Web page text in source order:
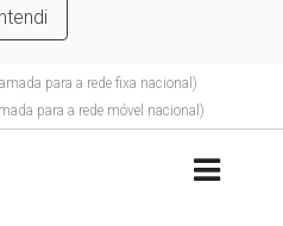
para a rede fixa nacional)
para a rede móvel nacional)